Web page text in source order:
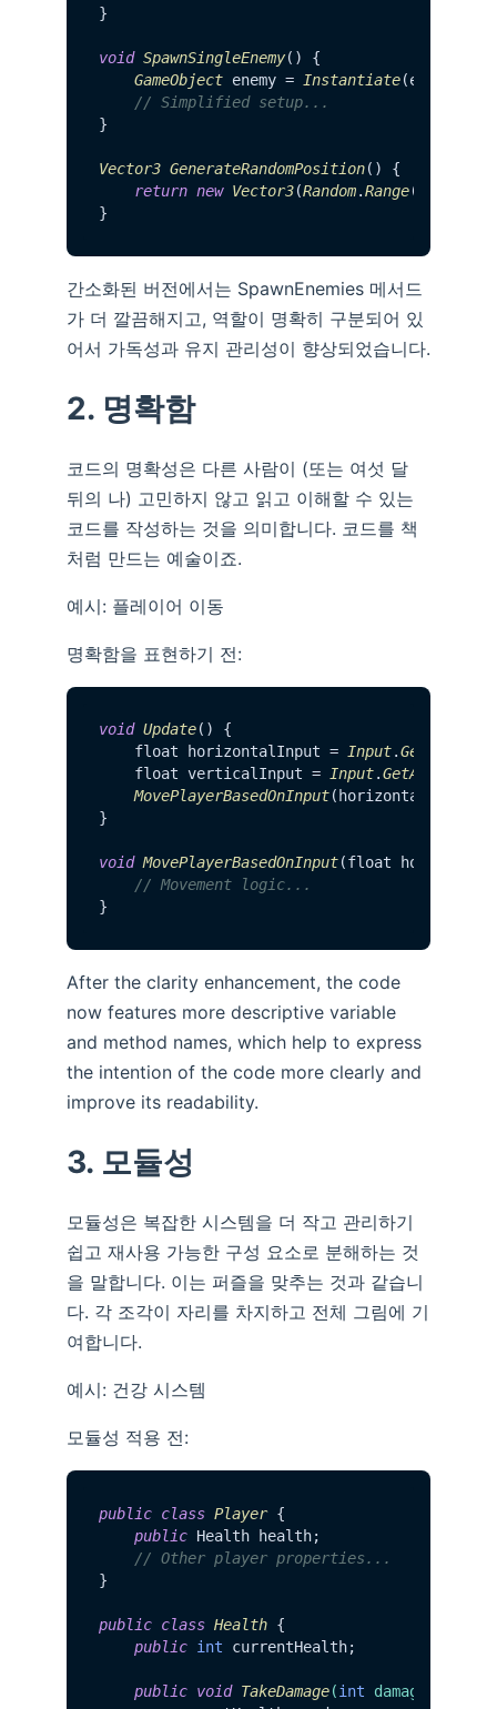
}
void SpawnSingleEnemy() {
GameObject enemy = Instantiate
// Simplified setup...
}
Vector3 GenerateRandomPosition() {
return new Vector3(Random.Range(-
간소화된 버전에서는 SpawnEnemies 메서드
가 더 깔끔해지고, 역할이 명확히 구분되어 있
어서 가독성과 유지 관리성이 향상되었습니다.
2. 명확함
코드의 명확성은 다른 사람이 (또는 여섯 달
뒤의 나) 고민하지 않고 읽고 이해할 수 있는
코드를 작성하는 것을 의미합니다. 코드를 책
처럼 만드는 예술이죠.
예시: 플레이어 이동
명확함을 표현하기 전:
void Update() {
    float horizontalInput =
Input.GetAxis
    float verticalInput =
Input.GetAxis
MovePlayerBasedOnInput(horizontalInput,
}
void MovePlayerBasedOnInput(float
// Movement logic...
After the clarity enhancement, the code
now features more descriptive variable
and method names, which help to express
the intention of the code more clearly and
improve its readability.
3. 모듈성
모듈성은 복잡한 시스템을 더 작고 관리하기
쉽고 재사용 가능한 구성 요소로 분해하는 것
을 말합니다. 이는 퍼즐을 맞추는 것과 같습니
다. 각 조각이 자리를 차지하고 전체 그림에 기
여합니다.
예시: 건강 시스템
모듈성 적용 전:
public class Player {
public Health health;
// Other player properties...
}
public class Health {
public int currentHealth;
public void TakeDamage(int damage)